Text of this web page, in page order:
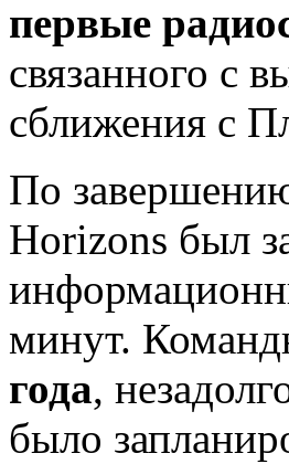
первые
связанного с
сближения с
По
Horizons был
минут.
года,
было